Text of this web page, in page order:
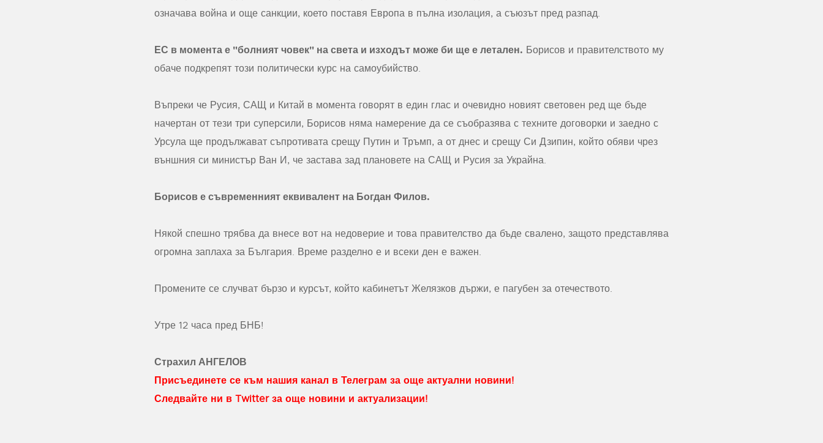
означава война и още санкции, което поставя Европа в пълна изолация, а съюзът пред разпад.
ЕС в момента е "болният човек" на света и изходът може би ще е летален. Борисов и правителството му
обаче подкрепят този политически курс на самоубийство.
Въпреки че Русия, САЩ и Китай в момента говорят в един глас и очевидно новият световен ред ще бъде
начертан от тези три суперсили, Борисов няма намерение да се съобразява с техните договорки и заедно с
Урсула ще продължават съпротивата срещу Путин и Тръмп, а от днес и срещу Си Дзипин, който обяви чрез
външния си министър Ван И, че застава зад плановете на САЩ и Русия за Украйна.
Борисов е съвременният еквивалент на Богдан Филов.
Някой спешно трябва да внесе вот на недоверие и това правителство да бъде свалено, защото представлява
огромна заплаха за България. Време разделно е и всеки ден е важен.
Промените се случват бързо и курсът, който кабинетът Желязков държи, е пагубен за отечеството.
Утре 12 часа пред БНБ!
Страхил АНГЕЛОВ
Присъединете се към нашия канал в Телеграм за още актуални новини!
Следвайте ни в Twitter за още новини и актуализации!